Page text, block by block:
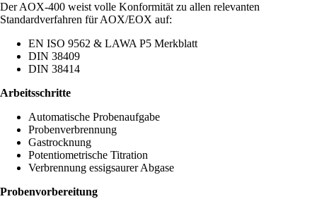
Der AOX-400 weist volle Konformität zu allen relevanten
Standardverfahren für AOX/EOX auf:
EN ISO 9562 & LAWA P5 Merkblatt
DIN 38409
DIN 38414
Arbeitsschritte
Automatische Probenaufgabe
Probenverbrennung
Gastrocknung
Potentiometrische Titration
Verbrennung essigsaurer Abgase
Probenvorbereitung